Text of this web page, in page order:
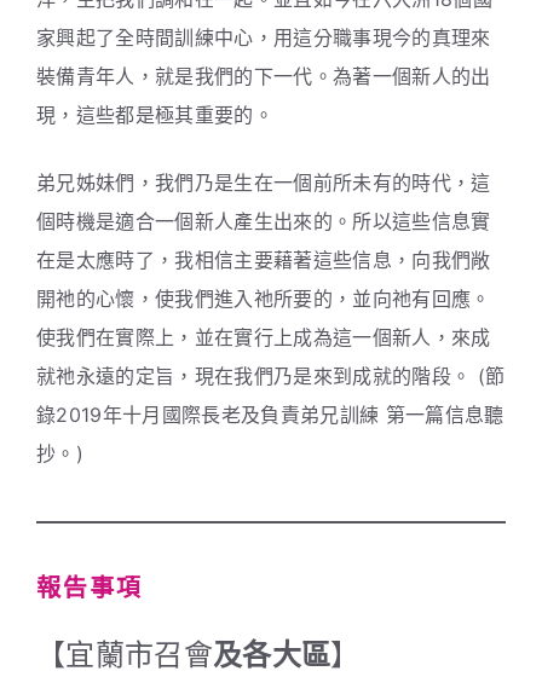
家興起了全時間訓練中心，用這分職事現今的真理來
裝備青年人，就是我們的下一代。為著一個新人的出
現，這些都是極其重要的。
弟兄姊妹們，我們乃是生在一個前所未有的時代，這
個時機是適合一個新人產生出來的。所以這些信息實
在是太應時了，我相信主要藉著這些信息，向我們敞
開祂的心懷，使我們進入祂所要的，並向祂有回應。
使我們在實際上，並在實行上成為這一個新人，來成
就祂永遠的定旨，現在我們乃是來到成就的階段。 (節
錄2019年十月國際長老及負責弟兄訓練 第一篇信息聽
抄。)
報告事項
【宜蘭市召會及各大區】